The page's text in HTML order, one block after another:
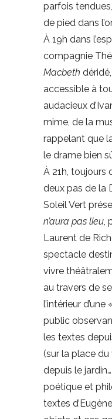
parfois tendues,
de pied dans
À 19h dans
compagnie
Macbeth
accessible à
audacieux
mime, de la
rappelant que
le drame bien
À 21h, toujours
deux pas de la
Soleil Vert
n’aura pas lieu,
Laurent de
spectacle
vivre
au travers de
l’intérieur
public
les textes
(sur la place du
depuis le
poétique et
textes